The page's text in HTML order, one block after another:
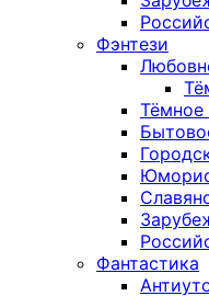
Фэнтези
Тёмное
Фантастика